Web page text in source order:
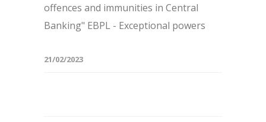
offences and immunities in Central
Banking" EBPL - Exceptional powers
21/02/2023